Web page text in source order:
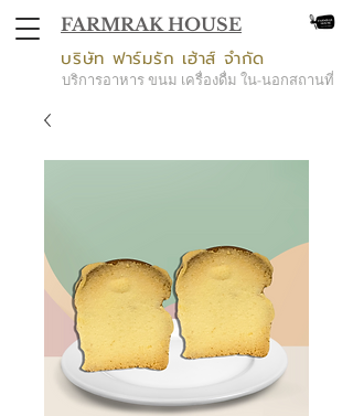
FARMRAK HOUSE
บริการอาหาร ขนม เครื่องดื่ม ใน-นอกสถานที่
บริษัท ฟาร์มรัก เฮ้าส์ จำกัด